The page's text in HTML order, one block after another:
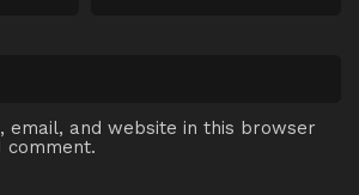
email, and website in this browser